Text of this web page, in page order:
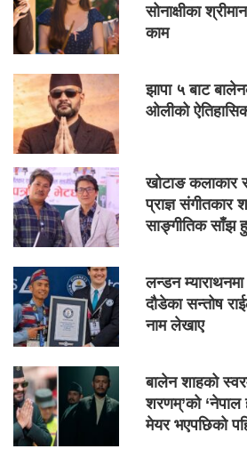
सोनाक्षीका
काम
झापा ५ बाट
ओलीको
खोटाङ कलाकार
प्राज्ञ संगीतकार
साङ्गीतिक साँझ
लन्डन
दौडेका सन्तोष
नाम लेखाए
बालेन शाहको
शरणम्’को ‘नेपाल
मेयर भएपछिको